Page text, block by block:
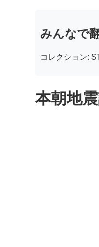
みんなで
コレクション:
本朝地